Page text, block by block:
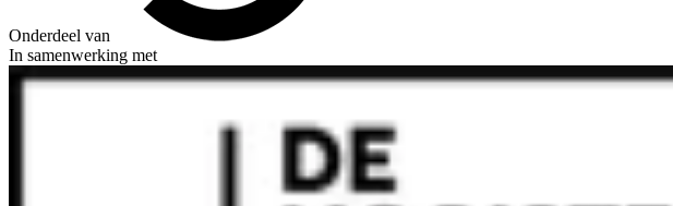
Onderdeel van
In samenwerking met